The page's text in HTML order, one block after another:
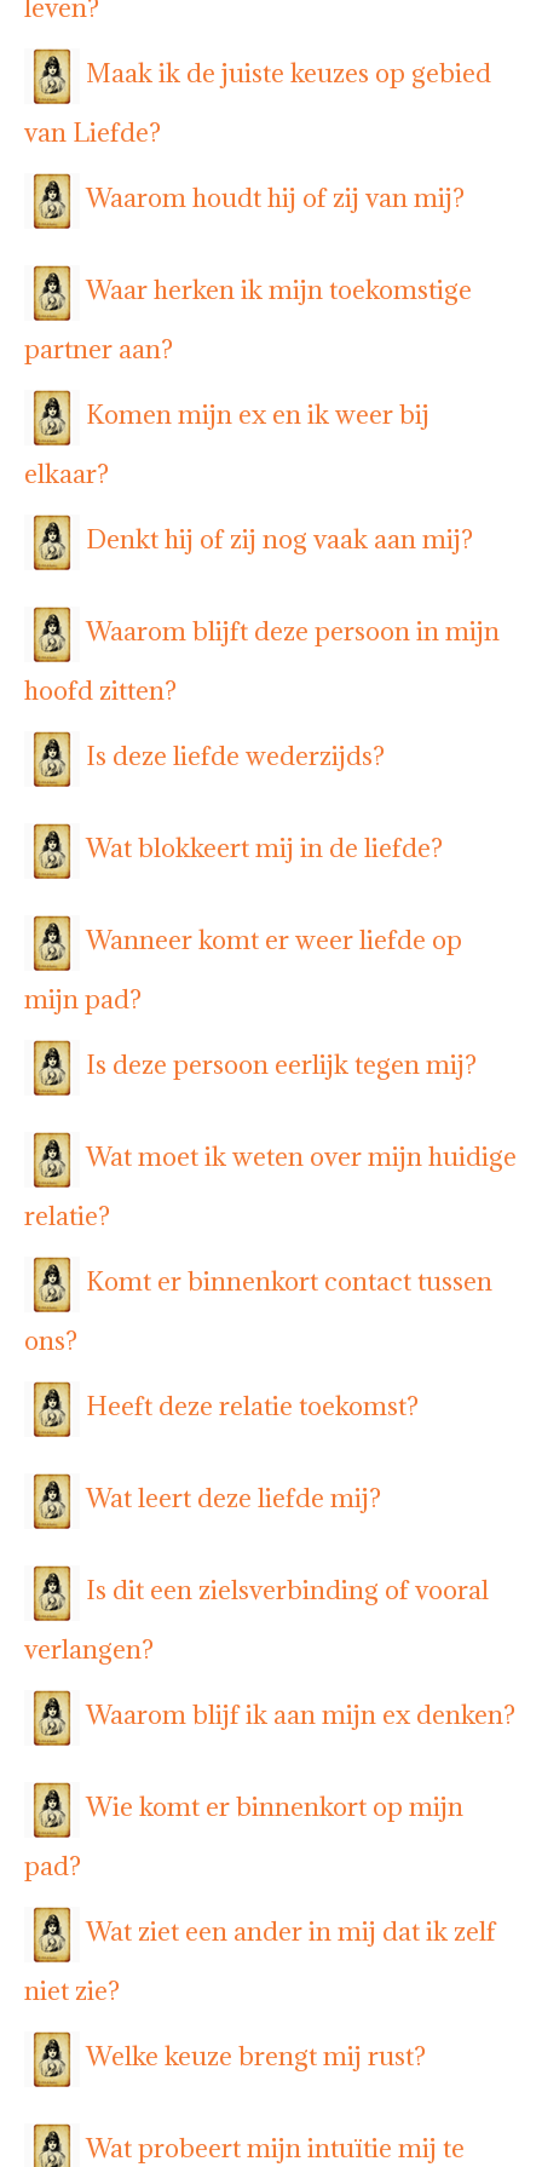
leven?
Maak ik de juiste keuzes op gebied
van Liefde?
Waarom houdt hij of zij van mij?
Waar herken ik mijn toekomstige
partner aan?
Komen mijn ex en ik weer bij
elkaar?
Denkt hij of zij nog vaak aan mij?
Waarom blijft deze persoon in mijn
hoofd zitten?
Is deze liefde wederzijds?
Wat blokkeert mij in de liefde?
Wanneer komt er weer liefde op
mijn pad?
Is deze persoon eerlijk tegen mij?
Wat moet ik weten over mijn huidige
relatie?
Komt er binnenkort contact tussen
ons?
Heeft deze relatie toekomst?
Wat leert deze liefde mij?
Is dit een zielsverbinding of vooral
verlangen?
Waarom blijf ik aan mijn ex denken?
Wie komt er binnenkort op mijn
pad?
Wat ziet een ander in mij dat ik zelf
niet zie?
Welke keuze brengt mij rust?
Wat probeert mijn intuïtie mij te